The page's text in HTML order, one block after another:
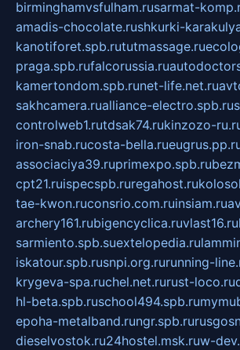
birminghamvsfulham.rusarmat-
amadis-chocolate.rushkurki-
kanotiforet.spb.rututmassage.ru
praga.spb.rufalcorussia.ru
kamertondom.spb.runet-life.net.ru
sakhcamera.rualliance-electro.spb.ru
controlweb1.rutdsak74.rukinzozo-
iron-snab.rucosta-bella.ru
associaciya39.ruprimexpo.spb.ru
cpt21.ruispecspb.ruregahost.ru
tae-kwon.ruconsrio.com.ruinsiam.ru
archery161.rubigencyclica.ruvlast16.ru
sarmiento.spb.suextelopedia.ru
iskatour.spb.rusnpi.org.rurunning-
krygeva-spa.ruchel.net.rurust-loco.ru
hl-beta.spb.ruschool494.spb.ru
epoha-metalband.rungr.spb.ru
dieselvostok.ru24hostel.msk.ruw-